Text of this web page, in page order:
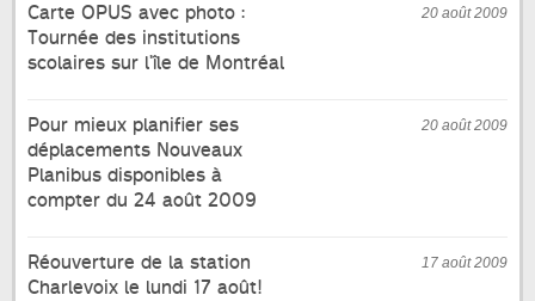
20 août 2009
Carte OPUS avec photo :
Tournée des institutions
scolaires sur l’île de Montréal
20 août 2009
Pour mieux planifier ses
déplacements Nouveaux
Planibus disponibles à
compter du 24 août 2009
17 août 2009
Réouverture de la station
Charlevoix le lundi 17 août!